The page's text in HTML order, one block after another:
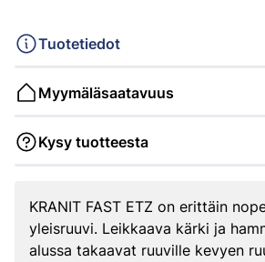
Tuotetiedot
Myymäläsaatavuus
Kysy tuotteesta
KRANIT FAST ETZ on erittäin
yleisruuvi. Leikkaava kärki ja
alussa takaavat ruuville kevyen